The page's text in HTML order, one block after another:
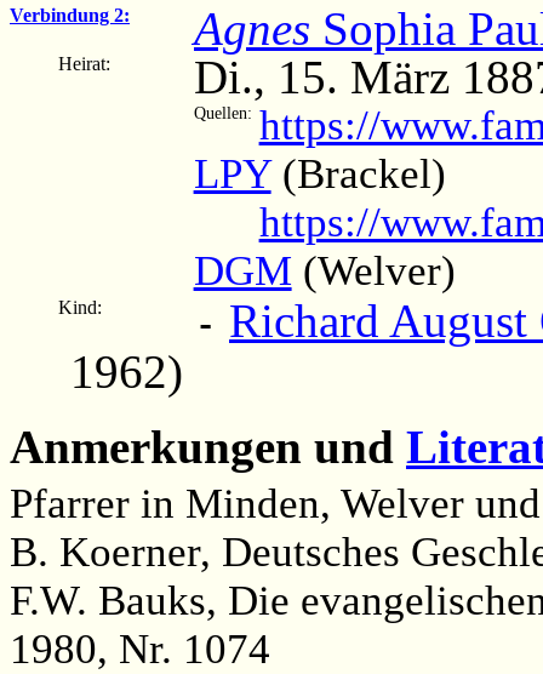
Verbindung 2: Agnes Sophia
Heirat: Di., 15. März
Quellen: https://
LPY(Brackel)
https://
DGM (Welver)
Kind: - Richard
1962)
Anmerkungen und
Pfarrer in Minden, Welver
B. Koerner, Deutsches
F.W. Bauks, Die
1980, Nr. 1074